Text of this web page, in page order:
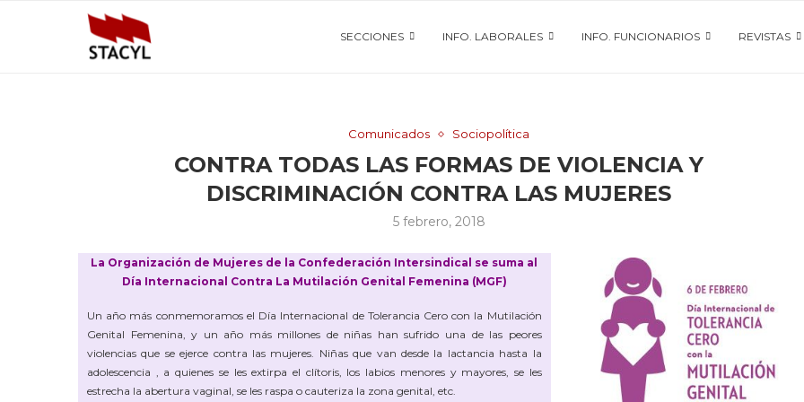
SECCIONES INFO. LABORALES INFO. FUNCIONARIOS REVISTAS
Comunicados Sociopolítica
CONTRA TODAS LAS FORMAS DE VIOLENCIA Y
DISCRIMINACIÓN CONTRA LAS MUJERES
5 febrero, 2018
La Organización de Mujeres de la Confederación Intersindical se suma al
Día Internacional Contra La Mutilación Genital Femenina (MGF)
Un año más conmemoramos el Día Internacional de Tolerancia Cero con la Mutilación
Genital Femenina, y un año más millones de niñas han sufrido una de las peores
violencias que se ejerce contra las mujeres. Niñas que van desde la lactancia hasta la
adolescencia , a quienes se les extirpa el clítoris, los labios menores y mayores, se les
estrecha la abertura vaginal, se les raspa o cauteriza la zona genital, etc.